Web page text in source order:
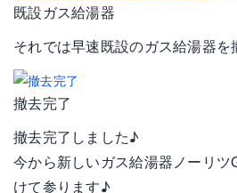
既設ガス給湯器
それでは早速既設のガス給湯器
撤去完了
撤去完了しました♪
今から新しいガス給湯器ノーリ
けて参ります♪